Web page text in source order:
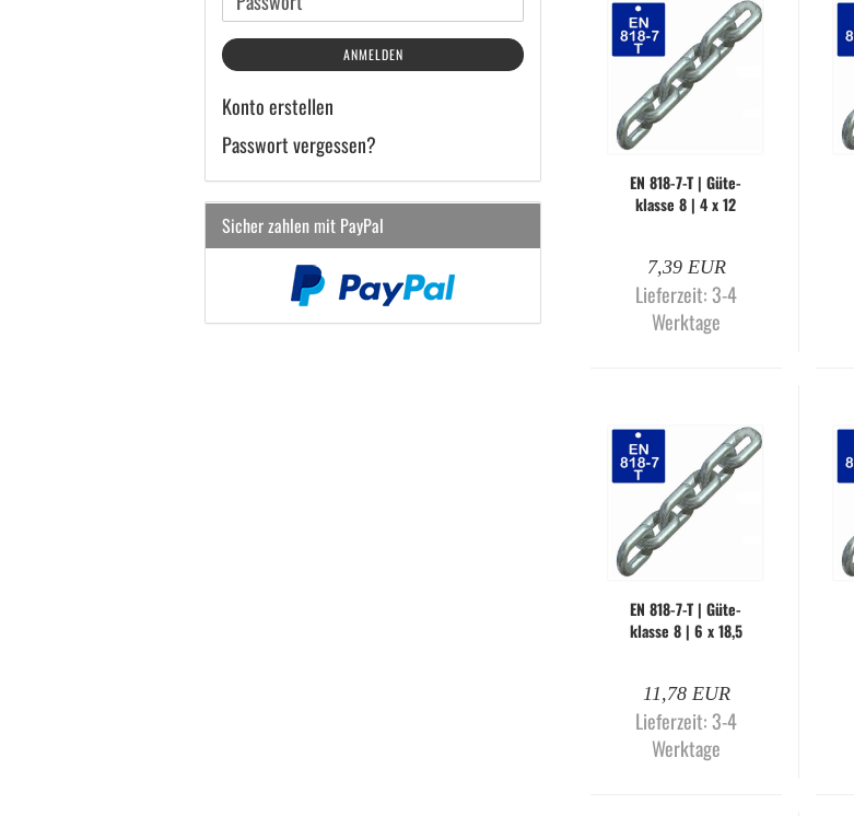
EN 818-​7-T | Gü­te­
klas­se 8 | 4 x 12
re)
7,39 EUR
Lieferzeit:3-4
Werktage
EN 818-​7-T | Gü­te­
klas­se 8 | 6 x 18,5
re)
11,78 EUR
Lieferzeit:3-4
Werktage
ANMELDEN
Konto erstellen
Passwort vergessen?
Sicher zahlen mit PayPal